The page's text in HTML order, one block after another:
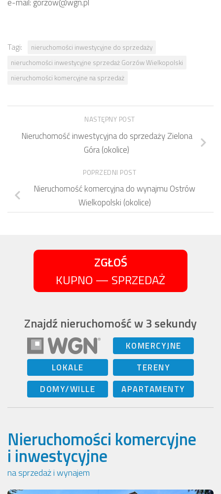
Tagi:
nieruchomości inwestycyjne do sprzedaży
nieruchomości inwestycyjne sprzedaż Gorzów Wielkopolski
nieruchomości komercyjne na sprzedaż
NASTĘPNY POST
Nieruchomość inwestycyjna do sprzedaży Zielona
Góra (okolice)
POPRZEDNI POST
Nieruchomość komercyjna do wynajmu Ostrów
Wielkopolski (okolice)
ZGŁOŚ
KUPNO — SPRZEDAŻ
Znajdź nieruchomość w 3 sekundy
KOMERCYJNE
LOKALE
TERENY
DOMY/WILLE
APARTAMENTY
Nieruchomości komercyjne
i inwestycyjne
na sprzedaż i wynajem